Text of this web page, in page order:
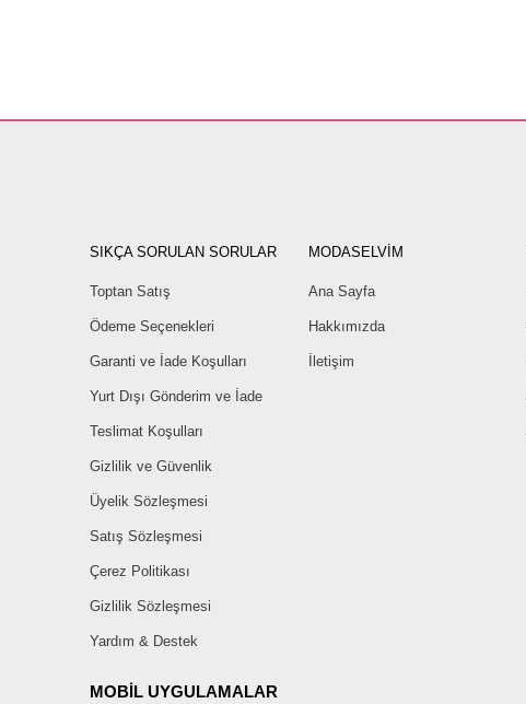
SIKÇA SORULAN SORULAR
Toptan Satış
Ödeme Seçenekleri
Garanti ve İade Koşulları
Yurt Dışı Gönderim ve İade
Teslimat Koşulları
Gizlilik ve Güvenlik
Üyelik Sözleşmesi
Satış Sözleşmesi
Çerez Politikası
Gizlilik Sözleşmesi
Yardım & Destek
MODASELVİM
Ana Sayfa
Hakkımızda
İletişim
MOBİL UYGULAMALAR